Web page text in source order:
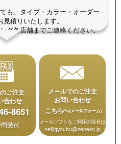
も、タイプ・カラー・オーダー
積りいたします。
ダ各店舗までご連絡ください。
ご注文
合わせ
8651
受付
メールでのご注文
お問い合わせ
こちらへ（メールフォーム）
メールソフトをご利用の場合は
netjigyoubu@seneso.jp